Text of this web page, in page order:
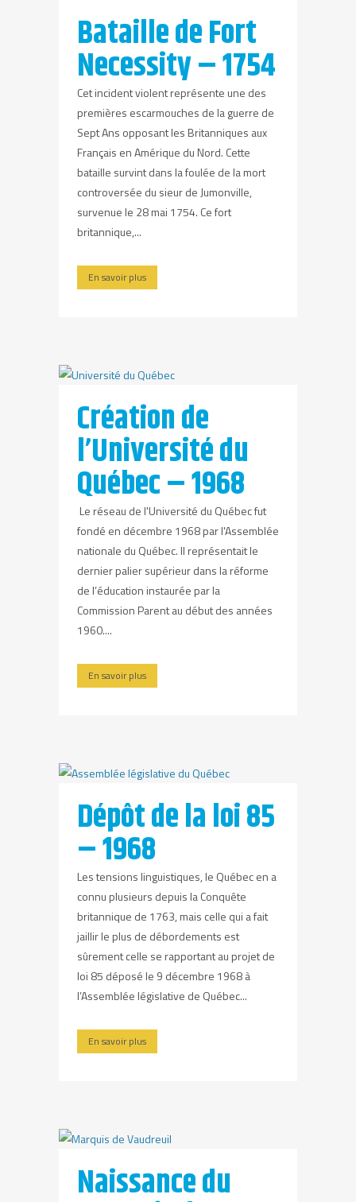
Bataille de Fort
Necessity – 1754
Cet incident violent représente une des
premières escarmouches de la guerre de
Sept Ans opposant les Britanniques aux
Français en Amérique du Nord. Cette
bataille survint dans la foulée de la mort
controversée du sieur de Jumonville,
survenue le 28 mai 1754. Ce fort
britannique,...
En savoir plus
Création de
l’Université du
Québec – 1968
Le réseau de l'Université du Québec fut
fondé en décembre 1968 par l'Assemblée
nationale du Québec. Il représentait le
dernier palier supérieur dans la réforme
de l’éducation instaurée par la
Commission Parent au début des années
1960....
En savoir plus
Dépôt de la loi 85
– 1968
Les tensions linguistiques, le Québec en a
connu plusieurs depuis la Conquête
britannique de 1763, mais celle qui a fait
jaillir le plus de débordements est
sûrement celle se rapportant au projet de
loi 85 déposé le 9 décembre 1968 à
l’Assemblée législative de Québec...
En savoir plus
Naissance du